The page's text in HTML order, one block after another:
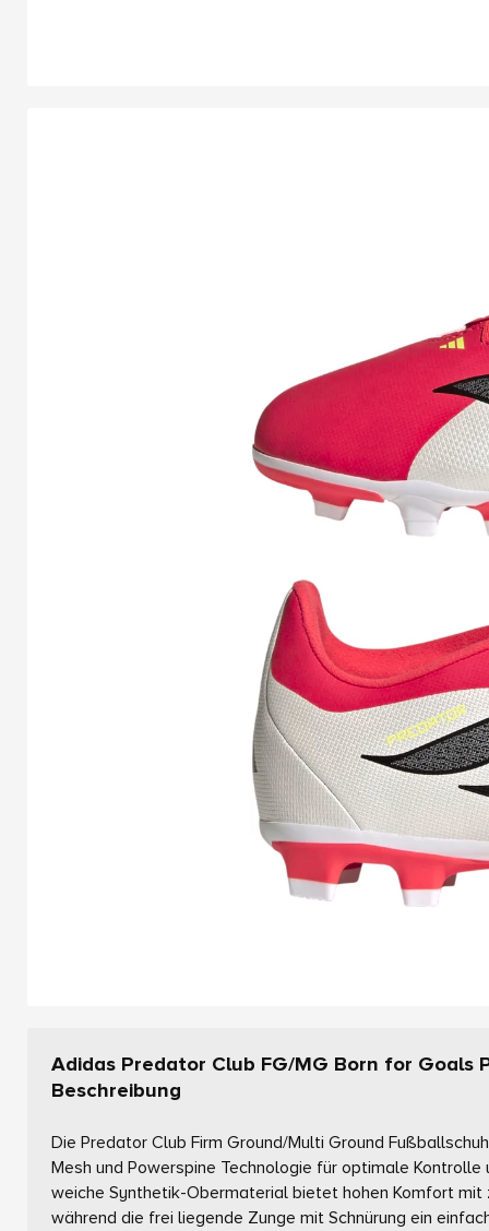
Adidas Predator Club FG/MG Born for Goals
Beschreibung
Die Predator Club Firm Ground/Multi Ground
Mesh und Powerspine Technologie für optimale
weiche Synthetik-Obermaterial bietet hohen Komfort mit
während die frei liegende Zunge mit Schnürung ein